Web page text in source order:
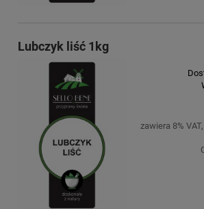
Lubczyk liść 1kg
zawiera 8%